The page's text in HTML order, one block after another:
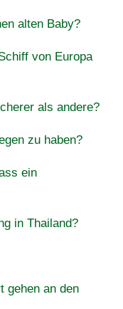
alten Baby?
von Europa
als andere?
zu haben?
ein
in Thailand?
gehen an den